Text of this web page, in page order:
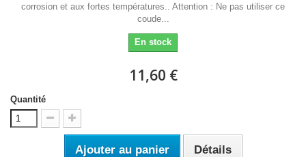
corrosion et aux fortes températures.. Attention : Ne pas utiliser ce
coude...
En stock
11,60 €
Quantité
Ajouter au panier Détails